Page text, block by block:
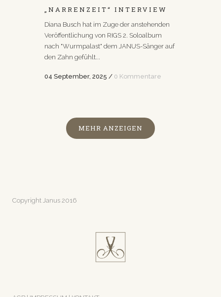
„NARRENZEIT“ INTERVIEW
Diana Busch hat im Zuge der anstehenden
Veröffentlichung von RIGS 2. Soloalbum
nach "Wurmpalast" dem JANUS-Sänger auf
den Zahn gefühlt...
04 September, 2025 / 0 Kommentare
MEHR ANZEIGEN
Copyright Janus 2016